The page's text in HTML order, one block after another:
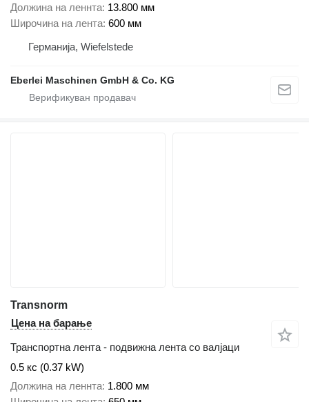
Должина на леннта 13.800 мм
Широчина на лента 600 мм
Германија, Wiefelstede
Eberlei Maschinen GmbH & Co. KG
Transnorm
Цена на барање
Транспортна лента - подвижна лента со валјаци
0.5 кс (0.37 kW)
Должина на леннта 1.800 мм